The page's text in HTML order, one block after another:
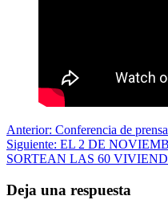
Navegación
de
Anterior: Conferencia de
Siguiente: EL 2 DE
SORTEAN LAS 60
Deja una respuesta